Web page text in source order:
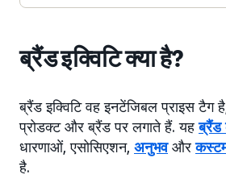
ब्रैंड इक्विटि क्या है?
ब्रैंड इक्विटि वह इनटेंजिबल प्राइस
प्रोडक्ट और ब्रैंड पर लगाते हैं. यहब्रैंड
धारणाओं, एसोसिएशन, अनुभवऔर
है.